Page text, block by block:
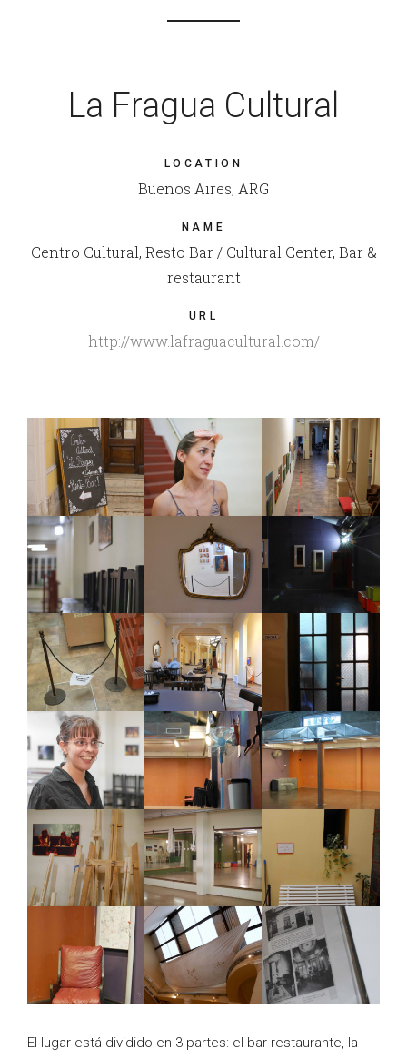
La Fragua Cultural
LOCATION
Buenos Aires, ARG
NAME
Centro Cultural, Resto Bar / Cultural Center, Bar &
restaurant
URL
http://www.lafraguacultural.com/
El lugar está dividido en 3 partes: el bar-restaurante, la